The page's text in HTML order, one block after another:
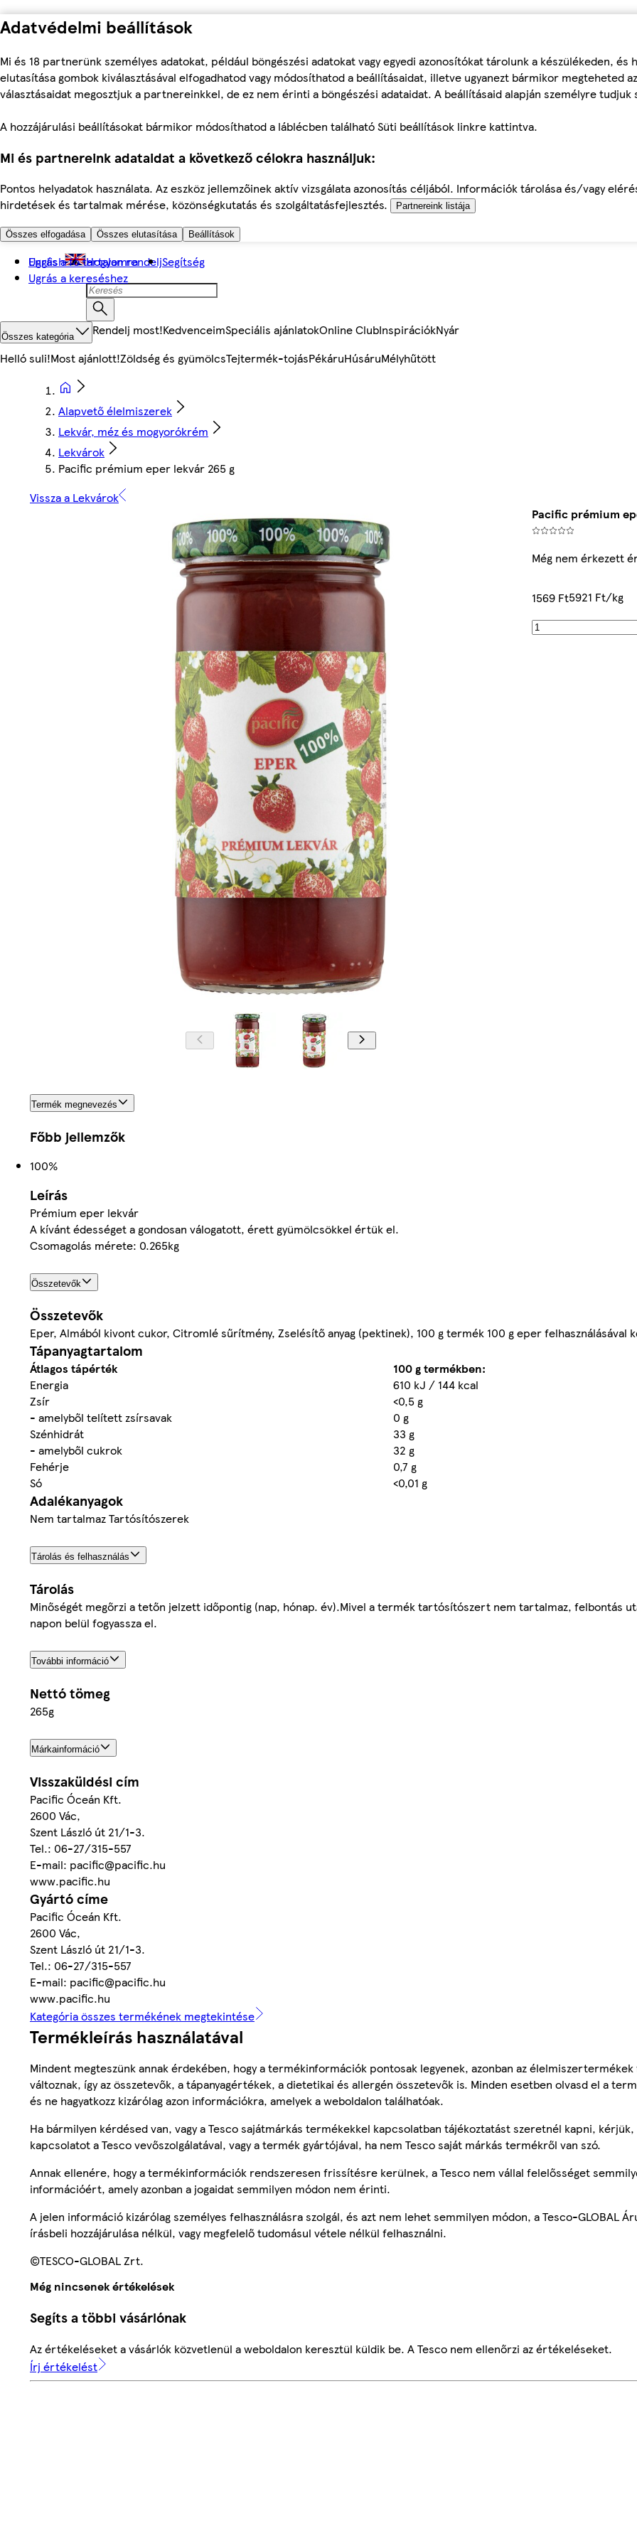
Adatvédelmi beállítások
Mi és 18 partnerünk személyes adatokat, például böngészési adatokat vagy egyedi azonosítókat tárolunk a készülékeden, és
elutasítása gombok kiválasztásával elfogadhatod vagy módosíthatod a beállításaidat, illetve ugyanezt bármikor megteheted az
választásaidat megosztjuk a partnereinkkel, de ez nem érinti a böngészési adataidat. A beállításaid alapján személyre tudjuk
A hozzájárulási beállításokat bármikor módosíthatod a láblécben található Süti beállítások linkre kattintva.
Mi és partnereink adataidat a következő célokra használjuk:
Pontos helyadatok használata. Az eszköz jellemzőinek aktív vizsgálata azonosítás céljából. Információk tárolása és/vagy
hirdetések és tartalmak mérése, közönségkutatás és szolgáltatásfejlesztés.
Partnereink listája
Összes elfogadása Összes elutasítása Beállítások
Ugrás a fő tartalomra
Ugrás a kereséshez
English Hogyan rendeljSegítség
Összes kategória Rendelj most!KedvenceimSpeciális ajánlatokOnline ClubInspirációkNyár
Helló suli!Most ajánlott!Zöldség és gyümölcsTejtermék-tojásPékáruHúsáruMélyhűtött
Alapvető élelmiszerek
Lekvár, méz és mogyorókrém
Lekvárok
Pacific prémium eper lekvár 265 g
Vissza a Lekvárok
Pacific prémium
Még nem érkezett
1569 Ft5921 Ft/kg
Termék megnevezés
Főbb jellemzők
100%
Leírás
Prémium eper lekvár
A kívánt édességet a gondosan válogatott, érett gyümölcsökkel értük el.
Csomagolás mérete: 0.265kg
Összetevők
Összetevők
Eper, Almából kivont cukor, Citromlé sűrítmény, Zselésítő anyag (pektinek), 100 g termék 100 g eper felhasználásával
Tápanyagtartalom
Átlagos tápérték
100 g termékben:
Energia
610 kJ / 144 kcal
Zsír
<0,5 g
- amelyből telített zsírsavak
0 g
Szénhidrát
33 g
- amelyből cukrok
32 g
Fehérje
0,7 g
Só
<0,01 g
Adalékanyagok
Nem tartalmaz Tartósítószerek
Tárolás és felhasználás
Tárolás
Minőségét megőrzi a tetőn jelzett időpontig (nap, hónap. év).Mivel a termék tartósítószert nem tartalmaz, felbontás
napon belül fogyassza el.
További információ
Nettó tömeg
265g
Márkainformáció
Visszaküldési cím
Pacific Óceán Kft.
2600 Vác,
Szent László út 21/1-3.
Tel.: 06-27/315-557
E-mail: pacific@pacific.hu
www.pacific.hu
Gyártó címe
Pacific Óceán Kft.
2600 Vác,
Szent László út 21/1-3.
Tel.: 06-27/315-557
E-mail: pacific@pacific.hu
www.pacific.hu
Kategória összes termékének megtekintése
Termékleírás használatával
Mindent megteszünk annak érdekében, hogy a termékinformációk pontosak legyenek, azonban az élelmiszertermékek
változnak, így az összetevők, a tápanyagértékek, a dietetikai és allergén összetevők is. Minden esetben olvasd el a
és ne hagyatkozz kizárólag azon információkra, amelyek a weboldalon találhatóak.
Ha bármilyen kérdésed van, vagy a Tesco sajátmárkás termékekkel kapcsolatban tájékoztatást szeretnél kapni, kérjük,
kapcsolatot a Tesco vevőszolgálatával, vagy a termék gyártójával, ha nem Tesco saját márkás termékről van szó.
Annak ellenére, hogy a termékinformációk rendszeresen frissítésre kerülnek, a Tesco nem vállal felelősséget
információért, amely azonban a jogaidat semmilyen módon nem érinti.
A jelen információ kizárólag személyes felhasználásra szolgál, és azt nem lehet semmilyen módon, a Tesco-GLOBAL
írásbeli hozzájárulása nélkül, vagy megfelelő tudomásul vétele nélkül felhasználni.
©TESCO-GLOBAL Zrt.
Még nincsenek értékelések
Segíts a többi vásárlónak
Az értékeléseket a vásárlók közvetlenül a weboldalon keresztül küldik be. A Tesco nem ellenőrzi az értékeléseket.
Írj értékelést